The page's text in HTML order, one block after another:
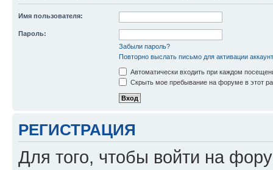
Имя пользователя:
Пароль:
Забыли пароль?
Повторно выслать письмо для активации
Автоматически входить при каждом
Скрыть мое пребывание на форуме в этот
РЕГИСТРАЦИЯ
Для того, чтобы войти на